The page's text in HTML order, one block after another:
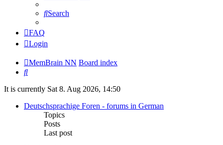
Search
FAQ
Login
MemBrain NN Board index
Search
It is currently Sat 8. Aug 2026, 14:50
Deutschsprachige Foren - forums in German
Topics
Posts
Last post